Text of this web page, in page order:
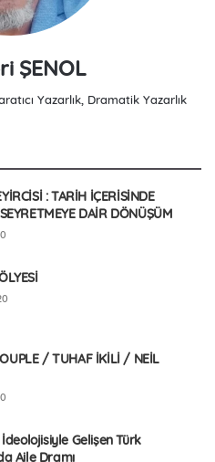
ŞENOL
Yazarlık, Dramatik Yazarlık
: TARİH İÇERİSİNDE
DAİR DÖNÜŞÜM
/ TUHAF İKİLİ / NEİL
İdeolojisiyle Gelişen Türk
Aile Dramı